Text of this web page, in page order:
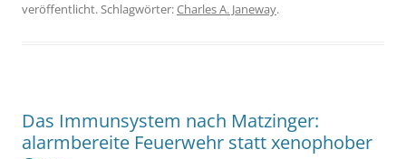
veröffentlicht. Schlagwörter:Charles A. Janeway.
Das Immunsystem nach Matzinger:
alarmbereite Feuerwehr statt xenophober